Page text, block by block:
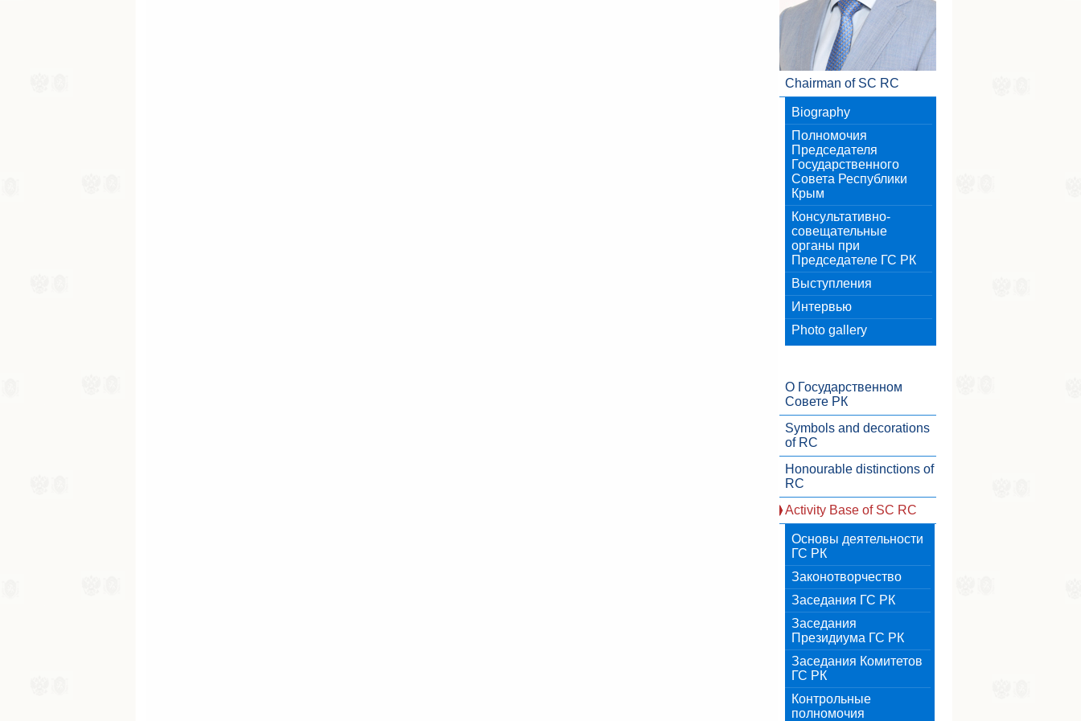
Chairman of SC RC
Biography
Полномочия
Председателя
Государственного
Совета Республики
Крым
Консультативно-
совещательные
органы при
Председателе ГС РК
Выступления
Интервью
Photo gallery
О Государственном
Совете РК
Symbols and decorations
of RC
Honourable distinctions of
RC
Activity Base of SC RC
Основы деятельности
ГС РК
Законотворчество
Заседания ГС РК
Заседания
Президиума ГС РК
Заседания Комитетов
ГС РК
Контрольные
полномочия